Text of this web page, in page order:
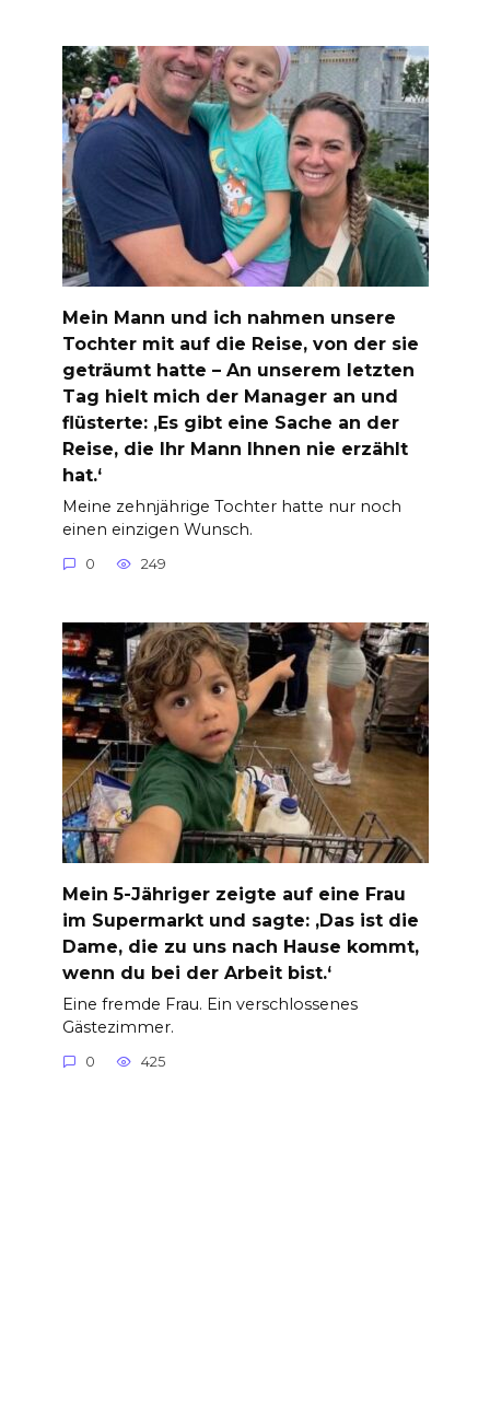
Mein Mann und ich nahmen unsere
Tochter mit auf die Reise, von der sie
geträumt hatte – An unserem letzten
Tag hielt mich der Manager an und
flüsterte: ‚Es gibt eine Sache an der
Reise, die Ihr Mann Ihnen nie erzählt
hat.‘
Meine zehnjährige Tochter hatte nur noch
einen einzigen Wunsch.
0 249
Mein 5-Jähriger zeigte auf eine Frau
im Supermarkt und sagte: ‚Das ist die
Dame, die zu uns nach Hause kommt,
wenn du bei der Arbeit bist.‘
Eine fremde Frau. Ein verschlossenes
Gästezimmer.
0 425